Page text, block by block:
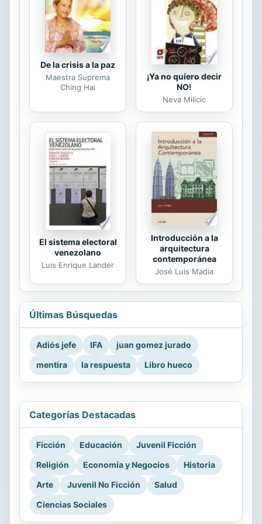
sheriff, Sloan McCray, estaba
intentando enmendar el pasado.
Decían que era un...
De la crisis a la paz
Maestra Suprema
Ching Hai
¡Ya no quiero decir
NO!
Neva Milicic
El sistema electoral
venezolano
Luis Enrique Lander
Introducción a la
arquitectura
contemporánea
José Luis Madia
Últimas Búsquedas
Adiós jefe IFA
juan gomez jurado
mentira
la respuesta Libro hueco
Categorías Destacadas
Ficción Educación
Juvenil Ficción
Religión
Economía y Negocios
Historia
Arte
Juvenil No Ficción
Salud
Ciencias Sociales